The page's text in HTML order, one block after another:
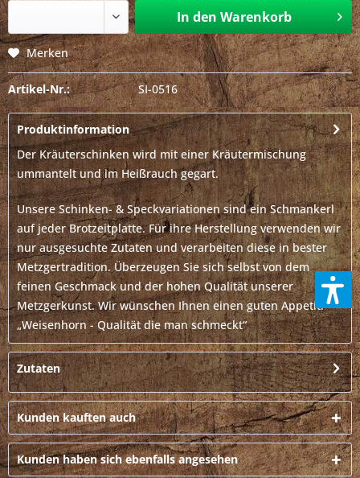
In den Warenkorb
Merken
Artikel-Nr.: SI-0516
Produktinformation
Der Kräuterschinken wird mit einer Kräutermischung
ummantelt und im Heißrauch gegart.
Unsere Schinken- & Speckvariationen sind ein Schmankerl
auf jeder Brotzeitplatte. Für ihre Herstellung verwenden wir
nur ausgesuchte Zutaten und verarbeiten diese in bester
Metzgertradition. Überzeugen Sie sich selbst von dem
feinen Geschmack und der hohen Qualität unserer
Metzgerkunst. Wir wünschen Ihnen einen guten Appetit!
„Weisenhorn - Qualität die man schmeckt“
Zutaten
Kunden kauften auch
Kunden haben sich ebenfalls angesehen